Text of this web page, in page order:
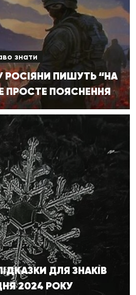
знати
РОСІЯНИ ПИШУТЬ “НА
ПРОСТЕ ПОЯСНЕННЯ
ДЛЯ ЗНАКІВ
2024 РОКУ